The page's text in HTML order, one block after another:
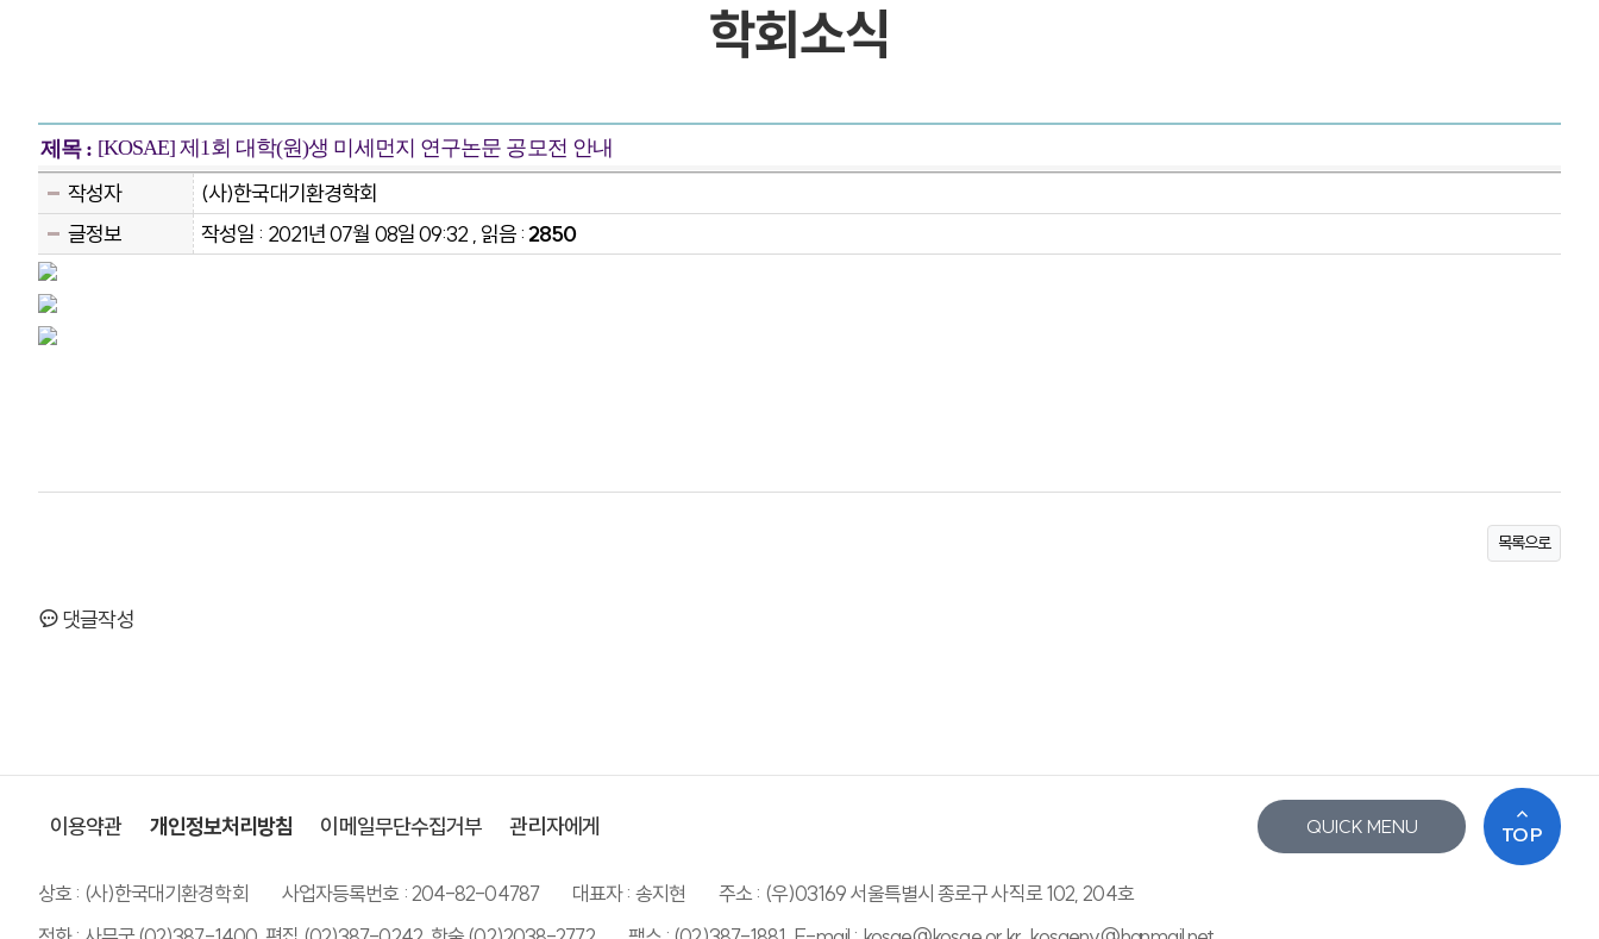
학회소식
제목 : [KOSAE] 제1회 대학(원)생 미세먼지 연구논문 공모전 안내
작성자
(사)한국대기환경학회
글정보
작성일 : 2021년 07월 08일 09:32 , 읽음 :2850
목록으로
댓글작성
이용약관 개인정보처리방침 이메일무단수집거부 관리자에게 QUICK MENU TOP
상호 : (사)한국대기환경학회 사업자등록번호 : 204-82-04787 대표자 : 송지현
주소 : (우)03169 서울특별시 종로구 사직로 102, 204호